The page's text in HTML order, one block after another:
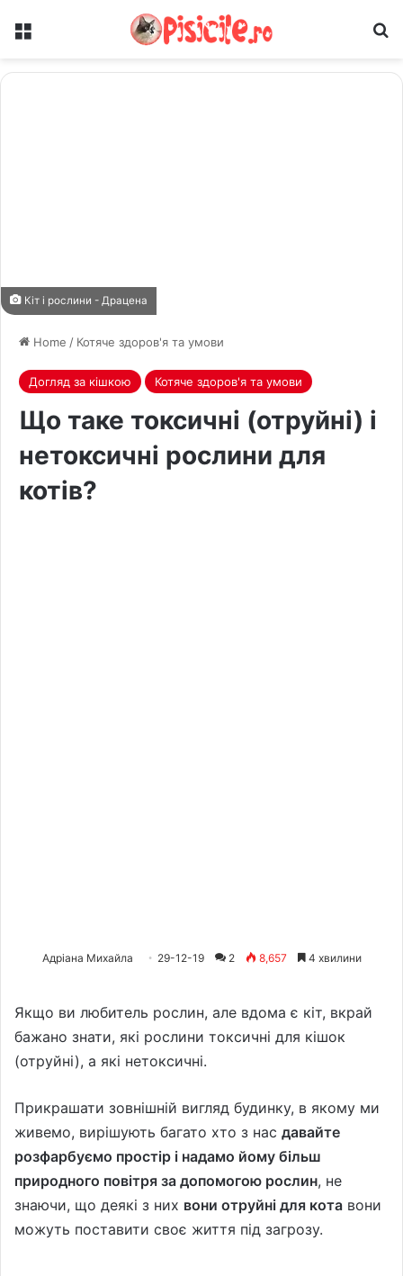
Меню
Кіт і рослини - Драцена
Home / Котяче здоров'я та умови
Догляд за кішкою Котяче здоров'я та умови
Що таке токсичні (отруйні) і
нетоксичні рослини для
котів?
Адріана Михайла 29-12-19 2 8,657 4 хвилини
Якщо ви любитель рослин, але вдома є кіт, вкрай
бажано знати, які рослини токсичні для кішок
(отруйні), а які нетоксичні.
Прикрашати зовнішній вигляд будинку, в якому ми
живемо, вирішують багато хто з нас давайте
розфарбуємо простір і надамо йому більш
природного повітря за допомогою рослин, не
знаючи, що деякі з них вони отруйні для кота вони
можуть поставити своє життя під загрозу.